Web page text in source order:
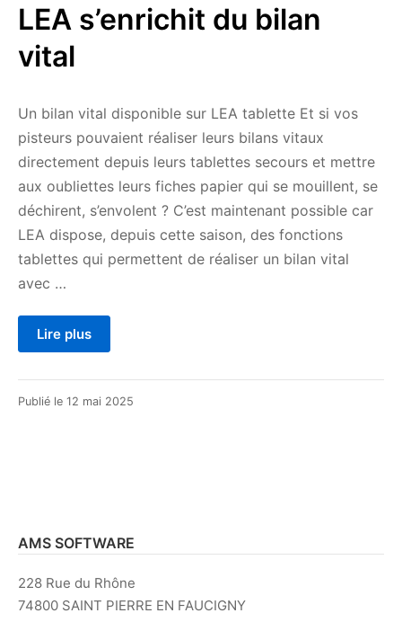
LEA s’enrichit du bilan
vital
Un bilan vital disponible sur LEA tablette Et si vos
pisteurs pouvaient réaliser leurs bilans vitaux
directement depuis leurs tablettes secours et mettre
aux oubliettes leurs fiches papier qui se mouillent, se
déchirent, s’envolent ? C’est maintenant possible car
LEA dispose, depuis cette saison, des fonctions
tablettes qui permettent de réaliser un bilan vital
avec …
Lire plus
Publié le 12 mai 2025
AMS SOFTWARE
228 Rue du Rhône
74800 SAINT PIERRE EN FAUCIGNY